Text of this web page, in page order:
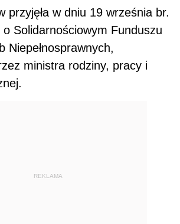
przyjęła w dniu 19 września br.
o Solidarnościowym Funduszu
Niepełnosprawnych,
ministra rodziny, pracy i
REKLAMA